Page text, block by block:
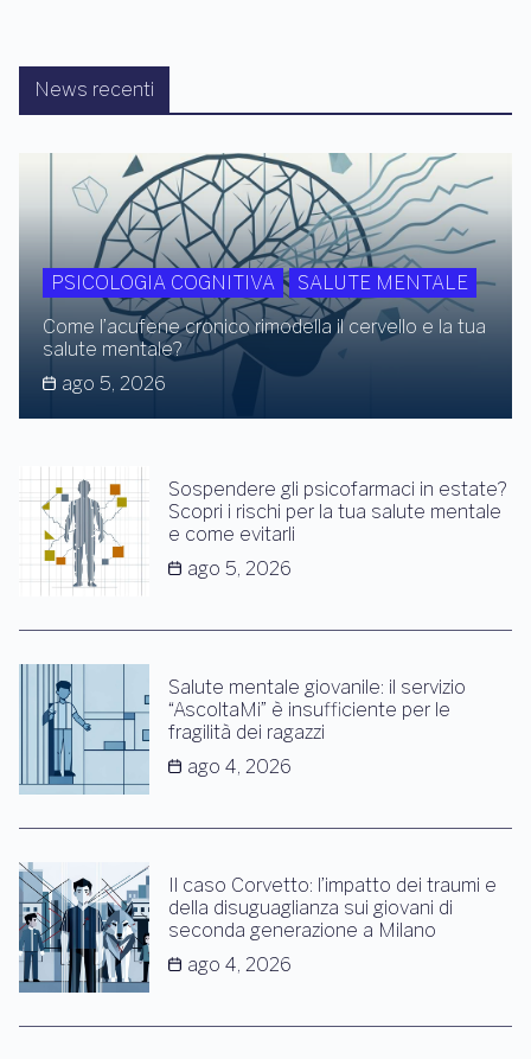
News recenti
PSICOLOGIA COGNITIVA
SALUTE MENTALE
Come l’acufene cronico rimodella il cervello e la tua
salute mentale?
ago 5, 2026
Sospendere gli psicofarmaci in estate?
Scopri i rischi per la tua salute mentale
e come evitarli
ago 5, 2026
Salute mentale giovanile: il servizio
“AscoltaMi” è insufficiente per le
fragilità dei ragazzi
ago 4, 2026
Il caso Corvetto: l’impatto dei traumi e
della disuguaglianza sui giovani di
seconda generazione a Milano
ago 4, 2026